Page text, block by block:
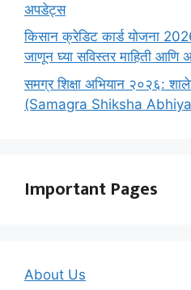
अपडेट्स
किसान क्रेडिट कार्ड योजना
जाणून घ्या सविस्तर माहिती आणि
समग्र शिक्षा अभियान २०२६:
(Samagra Shiksha
Important Pages
About Us